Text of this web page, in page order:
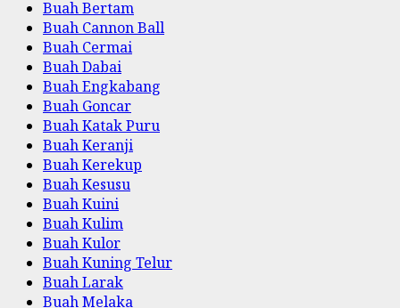
Buah Bertam
Buah Cannon Ball
Buah Cermai
Buah Dabai
Buah Engkabang
Buah Goncar
Buah Katak Puru
Buah Keranji
Buah Kerekup
Buah Kesusu
Buah Kuini
Buah Kulim
Buah Kulor
Buah Kuning Telur
Buah Larak
Buah Melaka